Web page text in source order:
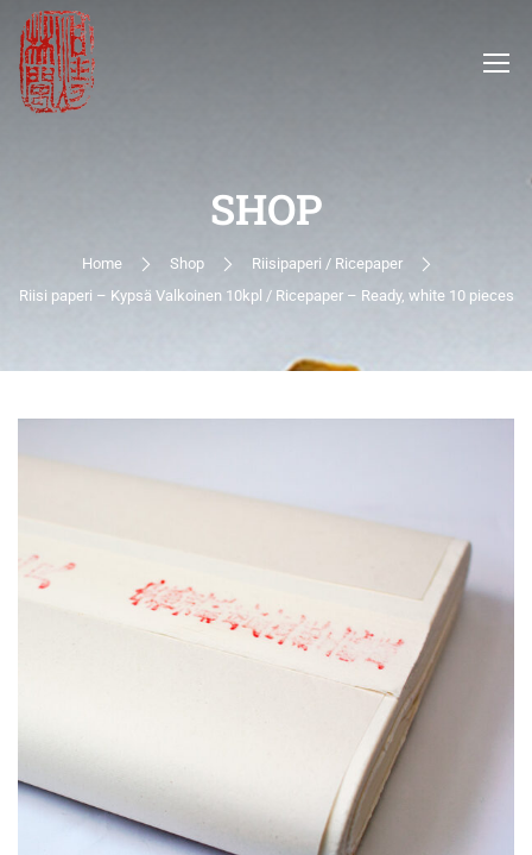
SHOP
Home Shop
Riisipaperi / Ricepaper
Riisi paperi – Kypsä Valkoinen 10kpl / Ricepaper – Ready, white 10 pieces